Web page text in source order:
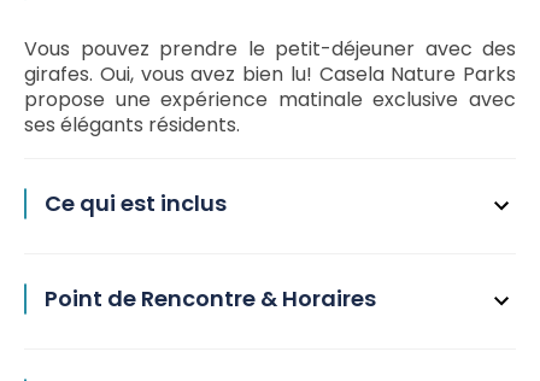
Vous pouvez prendre le petit-déjeuner avec des
girafes. Oui, vous avez bien lu! Casela Nature Parks
propose une expérience matinale exclusive avec
ses élégants résidents.
Ce qui est inclus
Point de Rencontre & Horaires